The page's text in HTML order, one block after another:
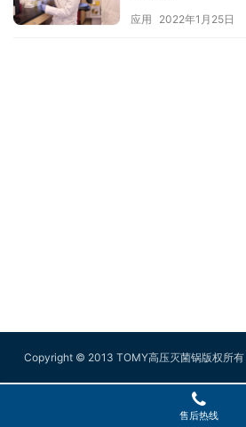
应用 2022年1月25日
Copyright © 2013 TOMY高压灭菌锅版权所有
售后热线